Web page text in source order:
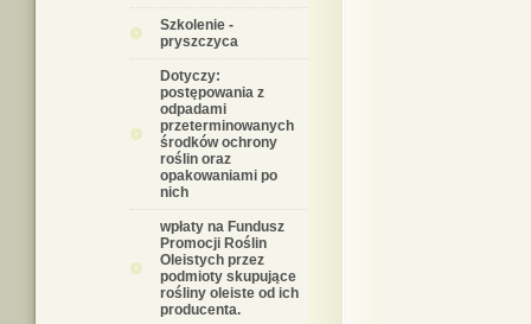
Szkolenie -
pryszczyca
Dotyczy:
postępowania z
odpadami
przeterminowanych
środków ochrony
roślin oraz
opakowaniami po
nich
wpłaty na Fundusz
Promocji Roślin
Oleistych przez
podmioty skupujące
rośliny oleiste od ich
producenta.